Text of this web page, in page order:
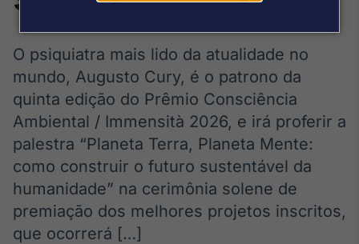
Broadcast
Agro
Tudo sobre o
agronegócio
Broadcast
Político
Os bastidores da
política em
tempo real
O psiquiatra mais lido da atualidade no
mundo, Augusto Cury, é o patrono da
quinta edição do Prêmio Consciência
Ambiental / Immensità 2026, e irá proferir a
palestra “Planeta Terra, Planeta Mente:
como construir o futuro sustentável da
humanidade” na cerimônia solene de
premiação dos melhores projetos inscritos,
que ocorrerá […]